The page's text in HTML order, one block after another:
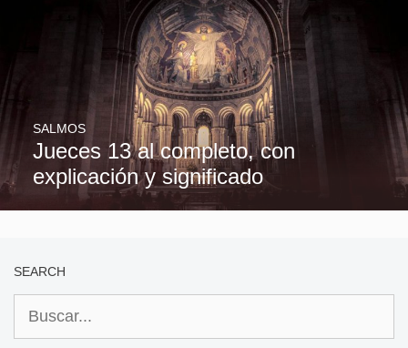
Jueces 13 al completo, con
explicación y significado
SALMOS
SEARCH